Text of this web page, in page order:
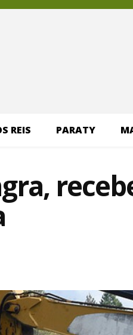
REIS PARATY